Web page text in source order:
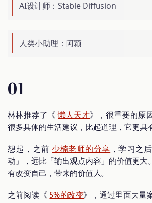
AI设计师：Stable Diffusion
人类小助理：阿颖
01
林林推荐了《懒人天才》，很重要的原
很多具体的生活建议，比起道理，它更具
想起，之前 少楠老师的分享 ，学习之
动」，远比「输出观点内容」的价值更大
有改变自己，带来的价值大。
之前阅读《 5%的改变》，通过里面大量